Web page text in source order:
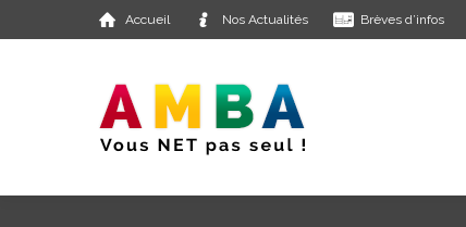
Accueil Nos Actualités Brèves d’infos